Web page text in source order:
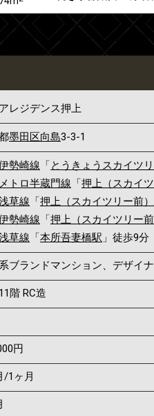
レジデンス押上
墨田区向島3-3-1
勢崎線 「とうきょうスカイツ
トロ半蔵門線 「押上（スカイ
草線 「押上（スカイツリー前
勢崎線 「押上（スカイツリー
草線 「本所吾妻橋駅 」徒歩9分
ブランドマンション、デザイ
階 RC造
円
/1ヶ月